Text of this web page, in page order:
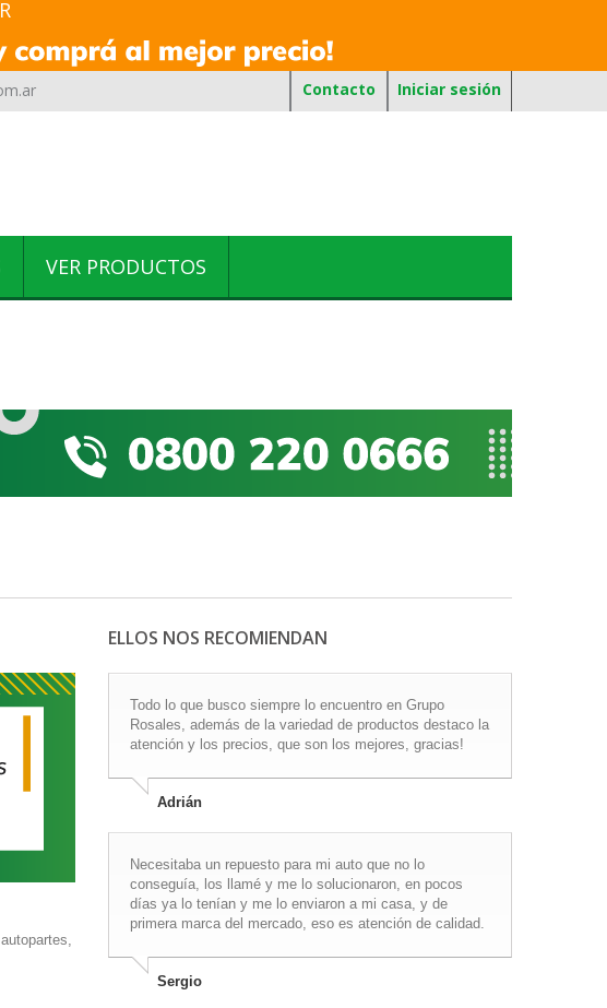
Iniciar sesión
Contacto
VER PRODUCTOS
ELLOS NOS RECOMIENDAN
Todo lo que busco siempre lo encuentro en Grupo
Rosales, además de la variedad de productos destaco la
atención y los precios, que son los mejores, gracias!
Adrián
Necesitaba un repuesto para mi auto que no lo
conseguía, los llamé y me lo solucionaron, en pocos
días ya lo tenían y me lo enviaron a mi casa, y de
primera marca del mercado, eso es atención de calidad.
Sergio